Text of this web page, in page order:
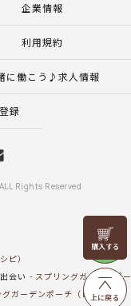
リリヤン
フェア
上に戻る
企業情報
利用規約
に働こう♪求人情報
録
Rights Reserved
ピ）
会い
スプリングガーデンポ
グガーデンポーチ（レシピ）